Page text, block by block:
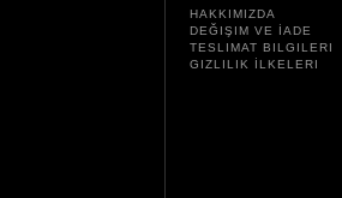
HAKKIMIZDA
DEĞIŞIM VE İADE
TESLIMAT BILGILERI
GIZLILIK İLKELERI